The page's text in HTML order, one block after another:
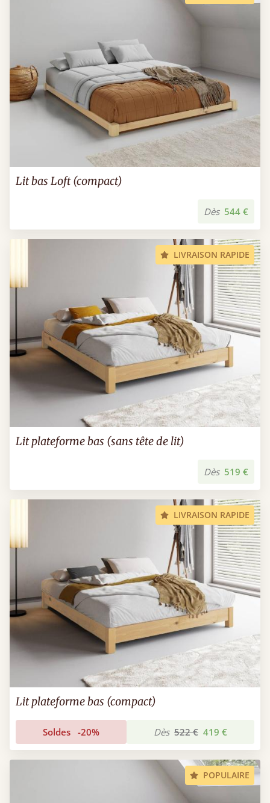
Lit bas Loft (compact)
Dès 544 €
LIVRAISON RAPIDE
Lit plateforme bas (sans tête de lit)
Dès 519 €
LIVRAISON RAPIDE
Lit plateforme bas (compact)
Soldes -20% Dès 522 € 419 €
POPULAIRE